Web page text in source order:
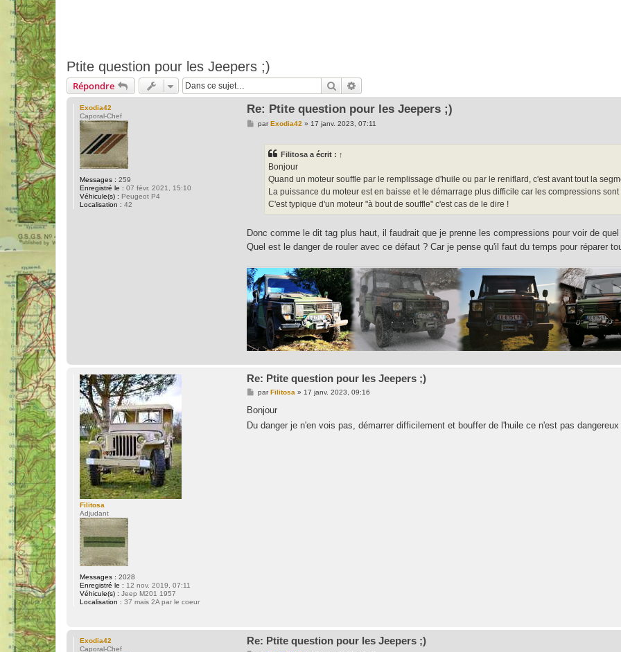
Ptite question pour les Jeepers ;)
Répondre Rechercher
Exodia42
Caporal-Chef
Messages : 259
Enregistré le : 07 févr. 2021, 15:10
Véhicule(s) : Peugeot P4
Localisation : 42
Re: Ptite question pour les Jeepers ;)
MparExodia42 » 17 janv. 2023, 07:11
Filitosa a écrit : ↑
Bonjour
Quand un moteur souffle par le remplissage d'huile ou par le reniflard, c'est avant tout la
La puissance du moteur est en baisse et le démarrage plus difficile car les compressions sont
C'est typique d'un moteur "à bout de souffle" c'est cas de le dire !
Donc comme le dit tag plus haut, il faudrait que je prenne les compressions pour voir de
Quel est le danger de rouler avec ce défaut ? Car je pense qu'il faut du temps pour réparer
Filitosa
Adjudant
Messages : 2028
Enregistré le : 12 nov. 2019, 07:11
Véhicule(s) : Jeep M201 1957
Localisation : 37 mais 2A par le coeur
Re: Ptite question pour les Jeepers ;)
M
s
a
parFilitosa » 17 janv. 2023, 09:16
Bonjour
Du danger je n'en vois pas, démarrer difficilement et bouffer de l'huile ce n'est pas
Exodia42
Caporal-Chef
Re: Ptite question pour les Jeepers ;)